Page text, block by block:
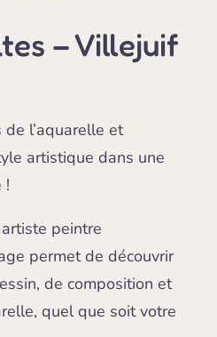
– Villejuif
l’aquarelle et
artistique dans une
!
peintre
permet de découvrir
de composition et
quel que soit votre